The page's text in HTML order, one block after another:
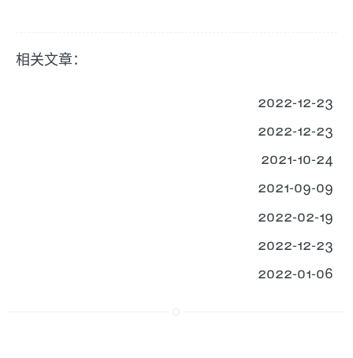
相关文章：
2022-12-23
2022-12-23
2021-10-24
2021-09-09
2022-02-19
2022-12-23
2022-01-06